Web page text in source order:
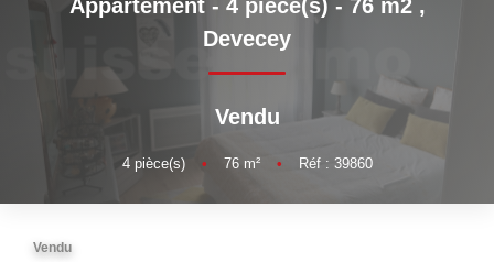
Découvrez Nos Programmes Neufs
Confiez-Nous La Recherche De Votre Bien À L'achat
Appartement - 4 pièce(s) - 76 m2 ,
Devecey
Vendu
4pièce(s) • 76m² • Réf : 39860
Vendu